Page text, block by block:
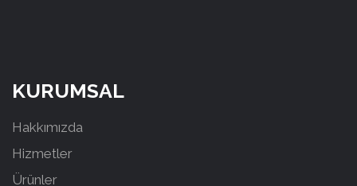
KURUMSAL
Hakkımızda
Hizmetler
Ürünler